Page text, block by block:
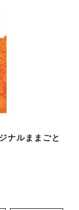
ナルままごと